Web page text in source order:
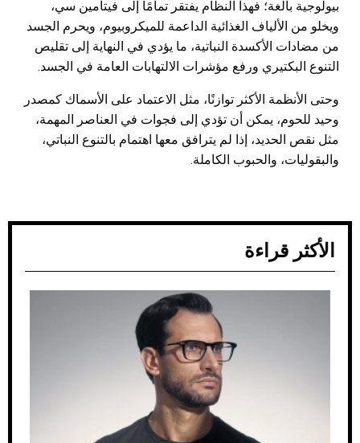
بيولوجية بالغة؛ فهذا النظام يفتقر تمامًا إلى فيتامين سي،
ويخلو من الألياف الغذائية الداعمة للميكروبيوم، ويحرم الجسد
من مضادات الأكسدة النباتية، ما يؤدي في النهاية إلى تقليص
التنوع البكتيري ورفع مؤشرات الالتهابات العامة في الجسد.
وحتى الأنظمة الأكثر توازنًا، مثل الاعتماد على الأسماك كمصدر
وحيد للحوم، يمكن أن تؤدي إلى فجوات في العناصر المهمة،
مثل نقص الحديد، إذا لم يترافق معها اهتمام بالتنوع النباتي،
والبقوليات، والحبوب الكاملة.
الأكثر قراءة